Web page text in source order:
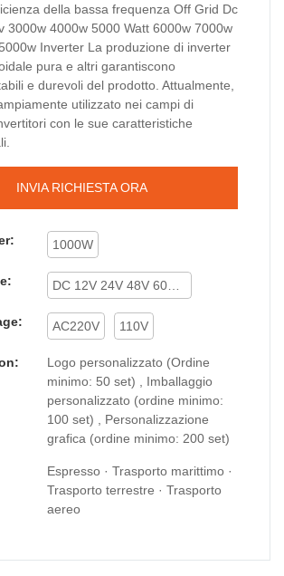
della bassa frequenza Off Grid Dc
3000w 4000w 5000 Watt 6000w 7000w
Inverter La produzione di inverter
pura e altri garantiscono
e durevoli del prodotto. Attualmente,
utilizzato nei campi di
con le sue caratteristiche
INVIA RICHIESTA ORA
1000W
AC220V 110V
Logo personalizzato (Ordine
minimo: 50 set) , Imballaggio
personalizzato (ordine minimo:
100 set) , Personalizzazione
grafica (ordine minimo: 200 set)
Espresso · Trasporto marittimo ·
Trasporto terrestre · Trasporto
aereo